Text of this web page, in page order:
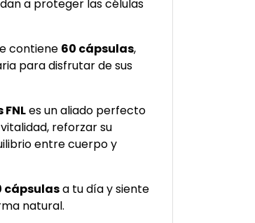
a proteger las células
contiene 60 cápsulas,
para disfrutar de sus
es un aliado perfecto
reforzar su
entre cuerpo y
cápsulasa tu día y siente
natural.